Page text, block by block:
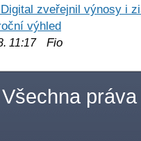
zveřejnil výnosy i
výhled
11:17Fio
práva